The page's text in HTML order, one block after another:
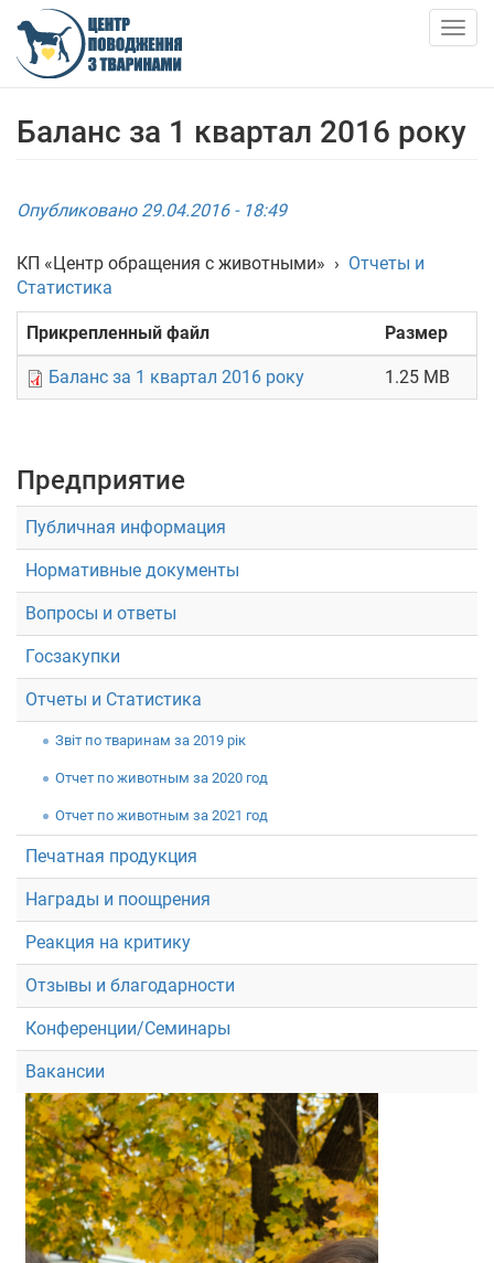
main
content
О НАС
УСЛУГИ
ПРИЮТ
КОНТАКТЫ
Укр Рус Eng
Баланс за 1 квартал 2016 року
Опубликовано 29.04.2016 - 18:49
КП «Центр обращения с животными» › Отчеты и
Статистика
Прикрепленный файл Размер
Баланс за 1 квартал 2016 року 1.25 MB
Предприятие
Публичная информация
Нормативные документы
Вопросы и ответы
Госзакупки
Отчеты и Статистика
Звiт по тваринам за 2019 рік
Отчет по животным за 2020 год
Отчет по животным за 2021 год
Печатная продукция
Награды и поощрения
Реакция на критику
Отзывы и благодарности
Конференции/Семинары
Вакансии